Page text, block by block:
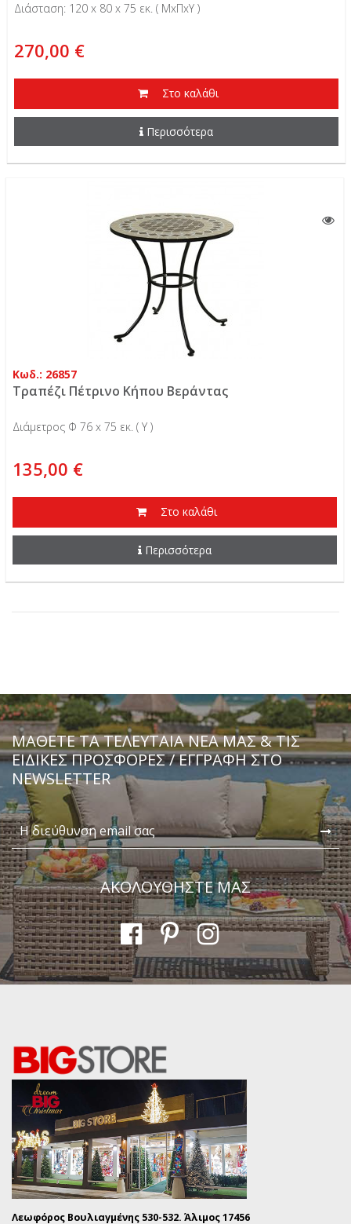
Διάσταση: 120 x 80 x 75 εκ. ( ΜxΠxΥ )
270,00 €
Στο καλάθι
Περισσότερα
Κωδ.: 26857
Τραπέζι Πέτρινο Κήπου Βεράντας
Διάμετρος Φ 76 x 75 εκ. ( Υ )
135,00 €
Στο καλάθι
Περισσότερα
ΜΆΘΕΤΕ ΤΑ ΤΕΛΕΥΤΑΊΑ ΝΈΑ ΜΑΣ & ΤΙΣ
ΕΙΔΙΚΈΣ ΠΡΟΣΦΟΡΈΣ / ΕΓΓΡΑΦΗ ΣΤΟ
NEWSLETTER
ΑΚΟΛΟΥΘΗΣΤΕ ΜΑΣ
Λεωφόρος Βουλιαγμένης 530-532. Άλιμος 17456